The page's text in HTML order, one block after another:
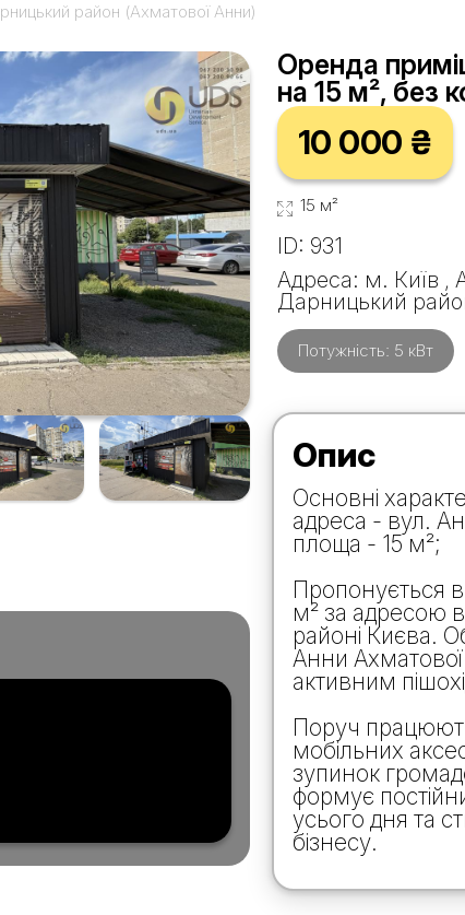
район (Ахматової Анни)
Оренда
на 15 м², без
10 000 ₴
15 м²
ID: 931
Адреса: м. Київ ,
Дарницький
Потужність: 5 кВт
Опис
Основні
адреса - вул.
площа - 15 м²;
Пропонується
м² за адресою
районі Києва.
Анни
активним
Поруч
мобільних
зупинок
формує
усього дня та
бізнесу.